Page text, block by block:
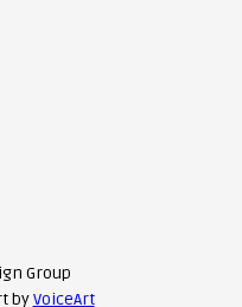
Group
byVoiceArt